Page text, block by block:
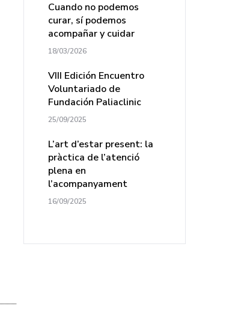
Cuando no podemos
curar, sí podemos
acompañar y cuidar
18/03/2026
VIII Edición Encuentro
Voluntariado de
Fundación Paliaclinic
25/09/2025
L’art d’estar present: la
pràctica de l’atenció
plena en
l’acompanyament
16/09/2025